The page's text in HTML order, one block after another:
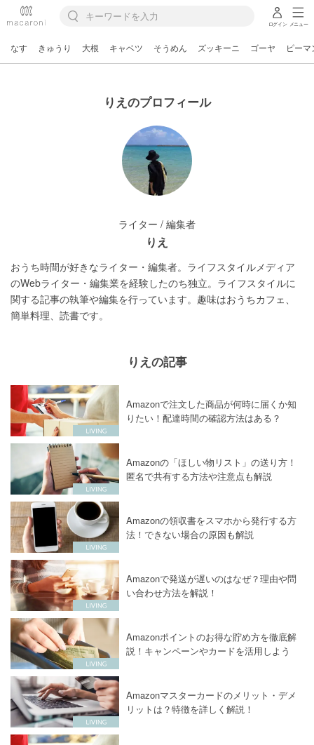
ログイン メニュー
なす きゅうり 大根 キャベツ そうめん ズッキーニ ゴーヤ ピーマ
りえのプロフィール
ライター / 編集者
りえ
おうち時間が好きなライター・編集者。ライフスタイルメディア
のWebライター・編集業を経験したのち独立。ライフスタイルに
関する記事の執筆や編集を行っています。趣味はおうちカフェ、
簡単料理、読書です。
りえの記事
Amazonで注文した商品が何時に届くか知
りたい！配達時間の確認方法はある？
Amazonの「ほしい物リスト」の送り方！
匿名で共有する方法や注意点も解説
Amazonの領収書をスマホから発行する方
法！できない場合の原因も解説
Amazonで発送が遅いのはなぜ？理由や問
い合わせ方法を解説！
Amazonポイントのお得な貯め方を徹底解
説！キャンペーンやカードを活用しよう
Amazonマスターカードのメリット・デメ
リットは？特徴を詳しく解説！